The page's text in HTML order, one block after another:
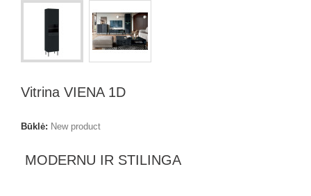
Vitrina VIENA 1D
Būklė: New product
MODERNU IR STILINGA